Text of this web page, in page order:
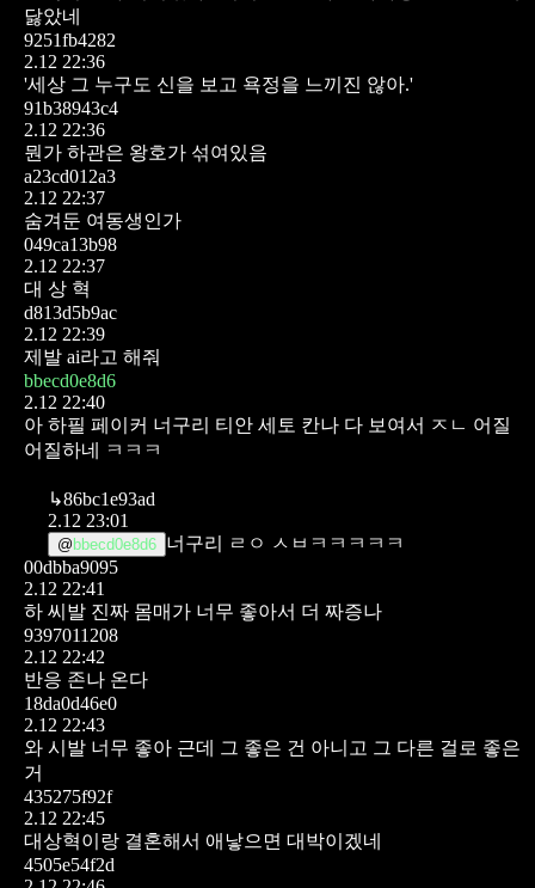
닳았네
9251fb4282
2.12 22:36
'세상 그 누구도 신을 보고 욕정을 느끼진 않아.'
91b38943c4
2.12 22:36
뭔가 하관은 왕호가 섞여있음
a23cd012a3
2.12 22:37
숨겨둔 여동생인가
049ca13b98
2.12 22:37
대 상 혁
d813d5b9ac
2.12 22:39
제발 ai라고 해줘
bbecd0e8d6
2.12 22:40
아 하필 페이커 너구리 티안 세토 칸나 다 보여서 ㅈㄴ 어질
어질하네 ㅋㅋㅋ
↳86bc1e93ad
2.12 23:01
@ bbecd0e8d6 너구리 ㄹㅇ ㅅㅂㅋㅋㅋㅋㅋ
00dbba9095
2.12 22:41
하 씨발 진짜 몸매가 너무 좋아서 더 짜증나
9397011208
2.12 22:42
반응 존나 온다
18da0d46e0
2.12 22:43
와 시발 너무 좋아 근데 그 좋은 건 아니고 그 다른 걸로 좋은
거
435275f92f
2.12 22:45
대상혁이랑 결혼해서 애낳으면 대박이겠네
4505e54f2d